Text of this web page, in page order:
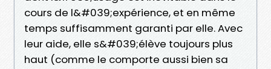
cours de l&#039;expérience, et en même
temps suffisamment garanti par elle. Avec
leur aide, elle s&#039;élève toujours plus
haut (comme le comporte aussi bien sa